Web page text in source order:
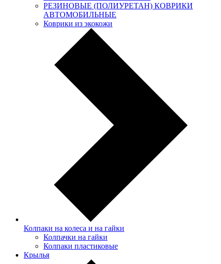
РЕЗИНОВЫЕ (ПОЛИУРЕТАН) КОВРИКИ
АВТОМОБИЛЬНЫЕ
Коврики из экокожи
Колпаки на колеса и на гайки
Колпачки на гайки
Колпаки пластиковые
Крылья